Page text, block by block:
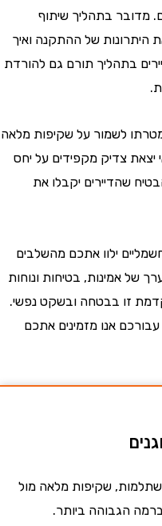
בתהליך שיתוף
של ההתקנה ואיך
תורם גם להורדת
לשמור על שקיפות מלאה
צדיק מקפידים על יחס
יקבלו את
ילוו אתכם מהשלבים
בטיחות ונוחות
בבטחה ובשקט נפשי.
אנו מזמינים אתכם
שקיפות מלאה מול
הגבוהה ביותר.